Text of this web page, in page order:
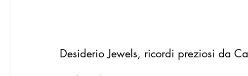
Desiderio Jewels, ricordi preziosi da